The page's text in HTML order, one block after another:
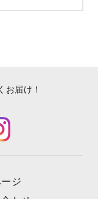
ジ
お届け！